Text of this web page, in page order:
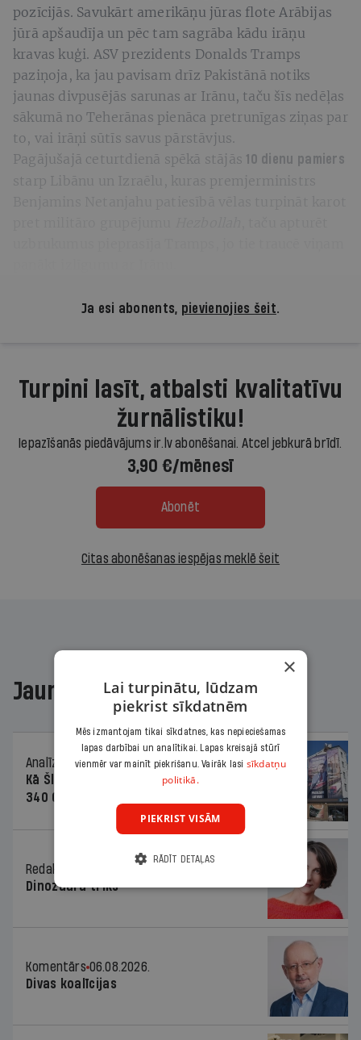
pozīcijās. Savukārt amerikāņu jūras flote Arābijas
jūrā apšaudīja un pēc tam sagrāba kādu irāņu
kravas kuģi. ASV prezidents Donalds Tramps
paziņoja, ka jau pavisam drīz Pakistānā notiks
jaunas divpusējās sarunas ar Irānu, taču šīs nedēļas
sākumā no Teherānas pienāca pretrunīgas ziņas par
to, vai irāņi sūtīs savus pārstāvjus.
Pagājušajā ceturtdienā spēkā stājās 10 dienu pamiers
starp Libānu un Izraēlu, kuras premjerministrs
Ja esi abonents, pievienojies šeit.
Turpini lasīt, atbalsti kvalitatīvu
žurnālistiku!
Iepazīšanās piedāvājums ir.lv abonēšanai. Atcel jebkurā brīdī.
3,90 €/mēnesī
Abonēt
Citas abonēšanas iespējas meklē šeit
Jaunākajā žurnālā
Analīze
06.08.2026.
Kā Šlesera partija palika nesodīta par
340 000 vērtu reklāmas kampaņu
Redaktores sleja
06.08.2026.
Dinozaura triks
Komentārs 06.08.2026.
Divas koalīcijas
×
Lai turpinātu, lūdzam
piekrist sīkdatnēm
Mēs izmantojam tikai sīkdatnes, kas nepieciešamas
lapas darbībai un analītikai. Lapas kreisajā stūrī
vienmēr var mainīt piekrišanu. Vairāk lasi sīkdatņu
politikā.
PIEKRIST VISĀM
RĀDĪT DETAĻAS